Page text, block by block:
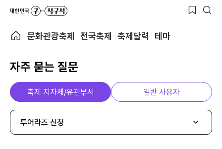
문화관광축제 전국축제 축제달력 테마
자주 묻는 질문
축제 지자체/유관부서 일반 사용자
투어라즈 신청